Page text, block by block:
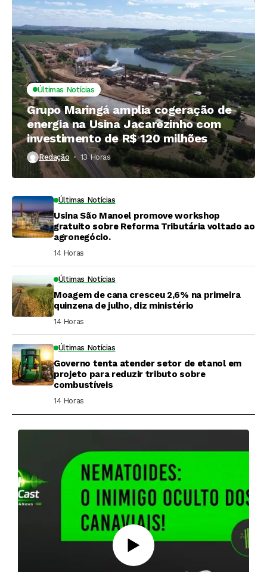
Últimas Notícias
Grupo Maringá amplia cogeração de
energia na Usina Jacarezinho com
investimento de R$ 120 milhões
Redação 13 Horas ⁮
Últimas Notícias
Usina São Manoel promove workshop
gratuito sobre Reforma Tributária voltado ao
agronegócio.
14 Horas ⁮
Últimas Notícias
Moagem de cana cresceu 2,6% na primeira
quinzena de julho, diz ministério
14 Horas ⁮
Últimas Notícias
Governo tenta atender setor de etanol em
projeto para reduzir tributo sobre
combustíveis
14 Horas ⁮